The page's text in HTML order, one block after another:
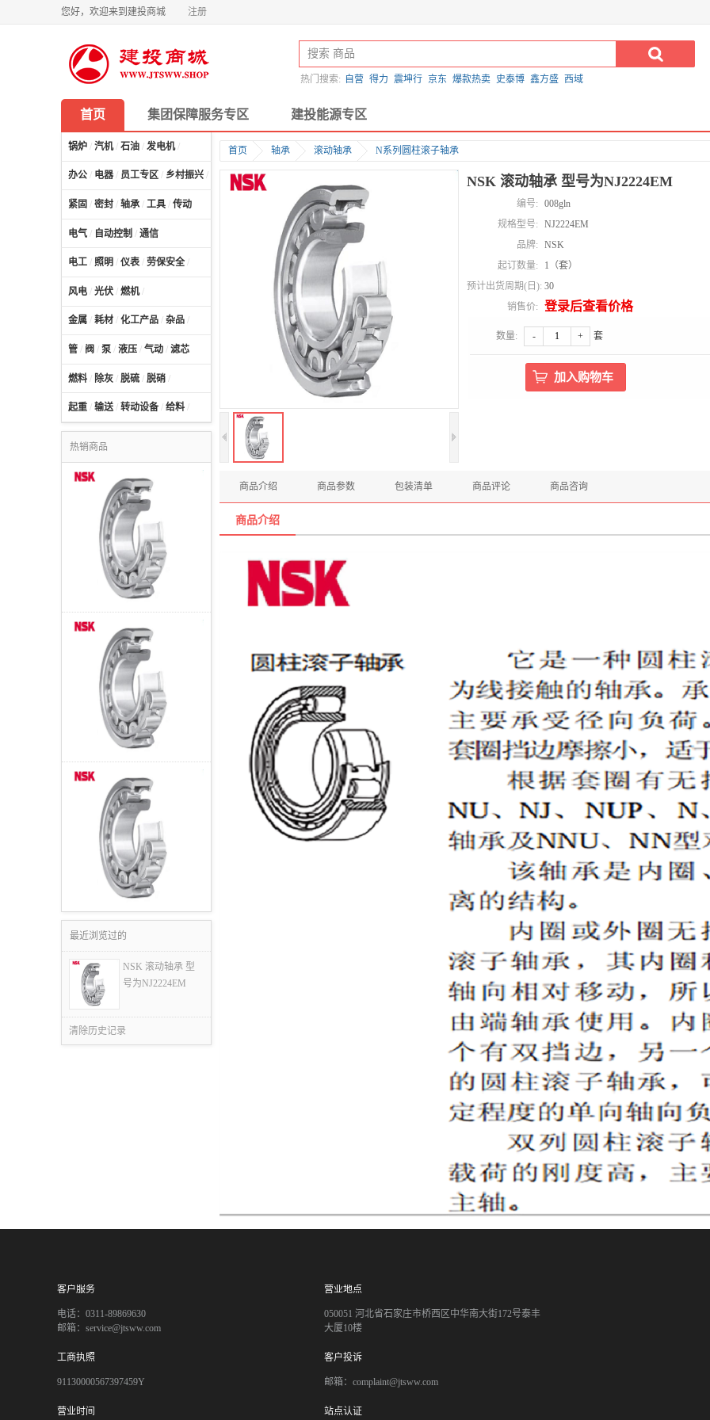
您好，欢迎来到建投商城 注册
热门搜索: 自营 得力 震坤行 京东 爆款热卖 史泰博 鑫方盛 西域
首页 集团保障服务专区 建投能源专区
锅炉 / 汽机/ 石油 / 发电机/
办公 / 电器 / 员工专区 / 乡村振兴 / 计算机及配件
紧固 / 密封 / 轴承 / 工具 / 传动
电气 / 自动控制 / 通信
电工 / 照明 / 仪表 / 劳保安全 /
风电 / 光伏 / 燃机/
金属 / 耗材 / 化工产品 / 杂品 /
管 / 阀 / 泵 / 液压 / 气动 / 滤芯
燃料 / 除灰 / 脱硫 / 脱硝 /
起重 / 输送/ 转动设备 / 给料 /
热销商品
最近浏览过的
NSK 滚动轴承 型
号为NJ2224EM
清除历史记录
首页 轴承 滚动轴承 N系列圆柱滚子轴承
NSK 滚动轴承 型号为NJ2224EM
编号:
008gln
规格型号:
NJ2224EM
品牌:
NSK
起订数量:
1（套）
预计出货周期(日): 30
销售价:
登录后查看价格
数量: - + 套
商品介绍 商品参数 包装清单 商品评论 商品咨询
商品介绍
客户服务
电话：0311-89869630
邮箱：service@jtsww.com
营业地点
050051 河北省石家庄市桥西区中华南大街172号泰丰
大厦10楼
工商执照
91130000567397459Y
客户投诉
邮箱：complaint@jtsww.com
营业时间 站点认证